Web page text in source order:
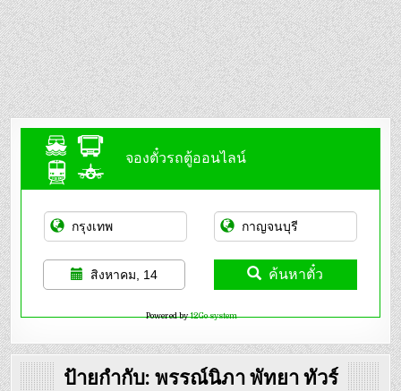
จองตั๋วรถตู้ออนไลน์
สิงหาคม, 14 ค้นหาตั๋ว
Powered by12Go system
ป้ายกำกับ: พรรณ์นิภา พัทยา ทัวร์